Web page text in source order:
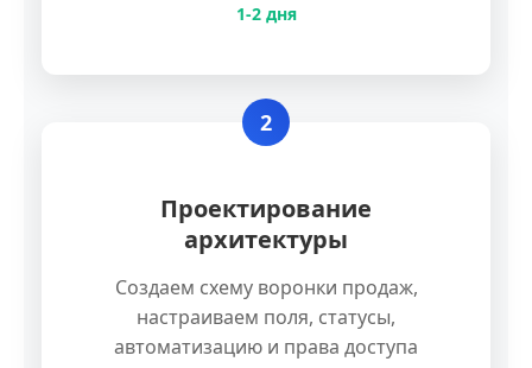
1-2 дня
2
Проектирование
архитектуры
Создаем схему воронки продаж,
настраиваем поля, статусы,
автоматизацию и права доступа